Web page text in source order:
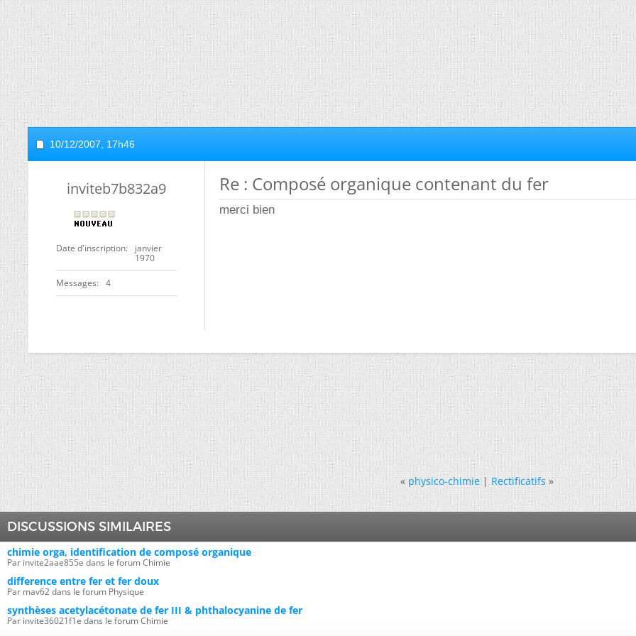
10/12/2007, 17h46
inviteb7b832a9
Date d'inscription
janvier
1970
Messages 4
Re : Composé organique contenant du fer
merci bien
« physico-chimie|Rectificatifs »
DISCUSSIONS SIMILAIRES
chimie orga, identification de composé organique
Par invite2aae855e dans le forum Chimie
difference entre fer et fer doux
Par mav62 dans le forum Physique
synthèses acetylacétonate de fer III & phthalocyanine de fer
Par invite36021f1e dans le forum Chimie